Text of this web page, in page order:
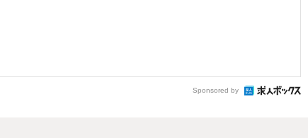
Sponsored by